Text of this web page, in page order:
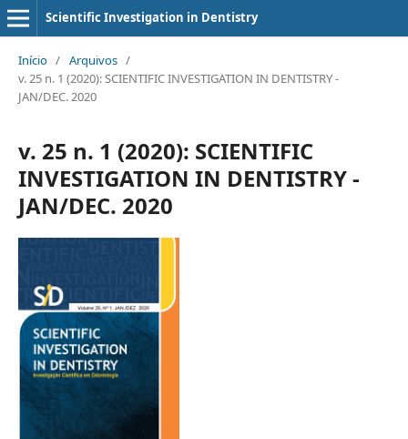
Scientific Investigation in Dentistry
Início / Arquivos /
v. 25 n. 1 (2020): SCIENTIFIC INVESTIGATION IN DENTISTRY -
JAN/DEC. 2020
v. 25 n. 1 (2020): SCIENTIFIC
INVESTIGATION IN DENTISTRY -
JAN/DEC. 2020